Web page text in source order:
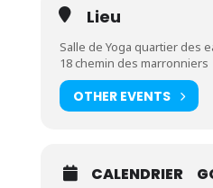
Lieu
Salle de Yoga quartier des
18 chemin des marronniers
OTHER EVENTS
CALENDRIER